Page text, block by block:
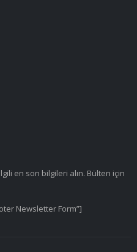
en son bilgileri alın. Bülten için
Newsletter Form”]